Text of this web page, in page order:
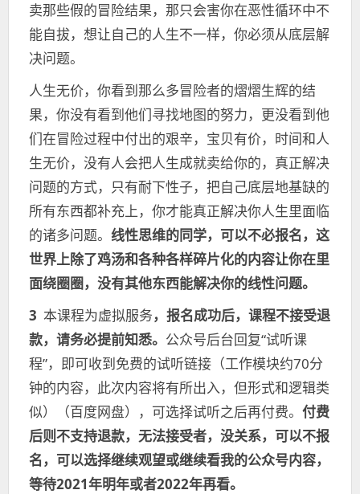
卖那些假的冒险结果，那只会害你在恶性循环中不
能自拔，想让自己的人生不一样，你必须从底层解
决问题。
人生无价，你看到那么多冒险者的熠熠生辉的结
果，你没有看到他们寻找地图的努力，更没看到他
们在冒险过程中付出的艰辛，宝贝有价，时间和人
生无价，没有人会把人生成就卖给你的，真正解决
问题的方式，只有耐下性子，把自己底层地基缺的
所有东西都补充上，你才能真正解决你人生里面临
的诸多问题。 线性思维的同学，可以不必报名，这
世界上除了鸡汤和各种各样碎片化的内容让你在里
面绕圈圈，没有其他东西能解决你的线性问题。
3 本课程为虚拟服务，报名成功后，课程不接受退
款，请务必提前知悉。 公众号后台回复“试听课
程”，即可收到免费的试听链接（工作模块约70分
钟的内容，此次内容将有所出入，但形式和逻辑类
似）（百度网盘），可选择试听之后再付费。 付费
后则不支持退款，无法接受者，没关系，可以不报
名，可以选择继续观望或继续看我的公众号内容，
等待2021年明年或者2022年再看。